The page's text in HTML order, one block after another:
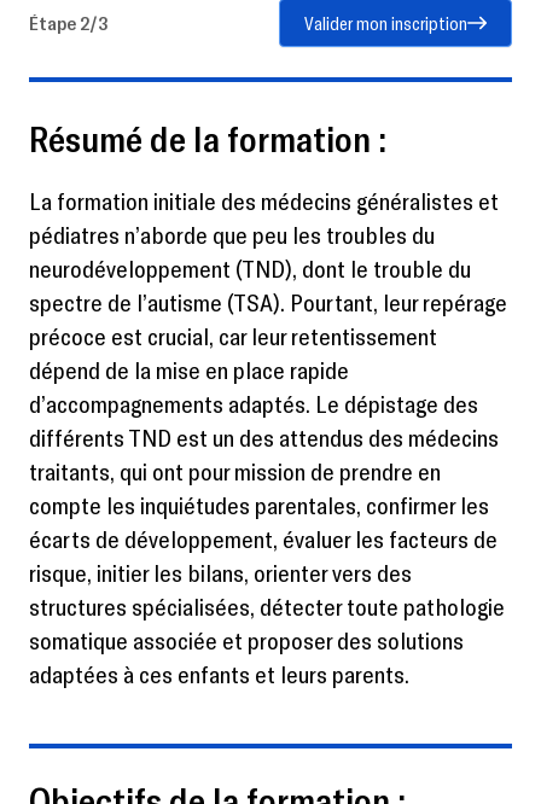
Étape 2/3 Valider mon inscription
Résumé de la formation :
La formation initiale des médecins généralistes et
pédiatres n’aborde que peu les troubles du
neurodéveloppement (TND), dont le trouble du
spectre de l’autisme (TSA). Pourtant, leur repérage
précoce est crucial, car leur retentissement
dépend de la mise en place rapide
d’accompagnements adaptés. Le dépistage des
différents TND est un des attendus des médecins
traitants, qui ont pour mission de prendre en
compte les inquiétudes parentales, confirmer les
écarts de développement, évaluer les facteurs de
risque, initier les bilans, orienter vers des
structures spécialisées, détecter toute pathologie
somatique associée et proposer des solutions
adaptées à ces enfants et leurs parents.